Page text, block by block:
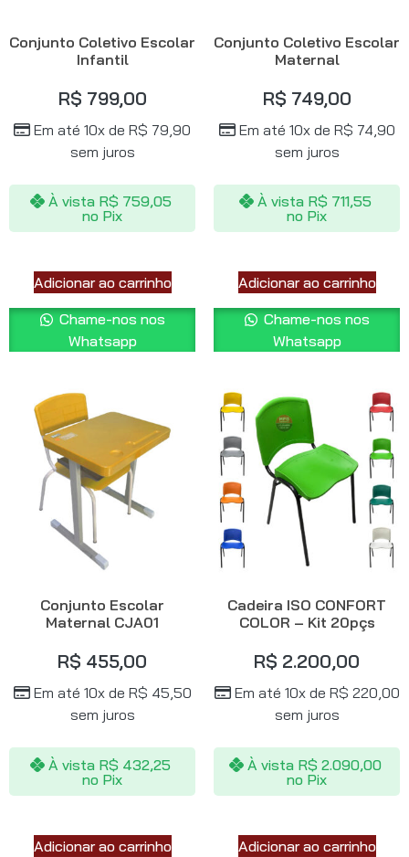
Conjunto Coletivo Escolar
Infantil
R$ 799,00
Em até 10x de R$ 79,90
sem juros
À vista R$ 759,05
no Pix
Adicionar ao carrinho
Chame-nos nos
Whatsapp
Conjunto Coletivo Escolar
Maternal
R$ 749,00
Em até 10x de R$ 74,90
sem juros
À vista R$ 711,55
no Pix
Adicionar ao carrinho
Chame-nos nos
Whatsapp
Conjunto Escolar
Maternal CJA01
R$ 455,00
Em até 10x de R$ 45,50
sem juros
À vista R$ 432,25
no Pix
Adicionar ao carrinho
Cadeira ISO CONFORT
COLOR – Kit 20pçs
R$ 2.200,00
Em até 10x de R$ 220,00
sem juros
À vista R$ 2.090,00
no Pix
Adicionar ao carrinho